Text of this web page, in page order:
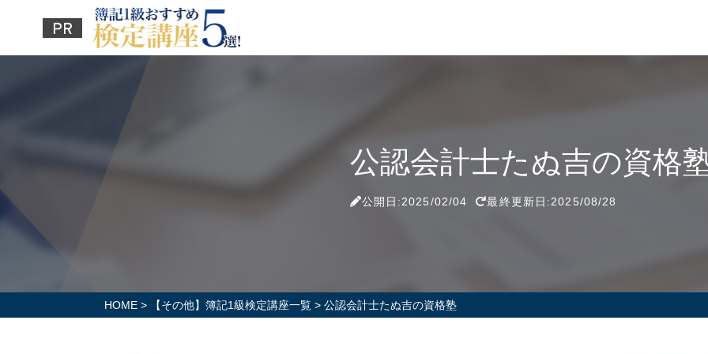
公認会計士たぬ吉の資格
公開日:2025/02/04 最終更新日:2025/08/28
HOME > 【その他】簿記1級検定講座一覧 > 公認会計士たぬ吉の資格塾